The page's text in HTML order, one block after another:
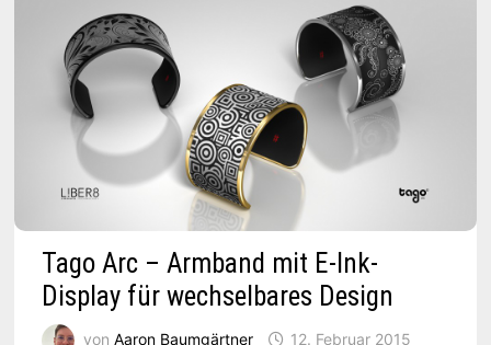
Tago Arc – Armband mit E-Ink-
Display für wechselbares Design
von Aaron Baumgärtner 12. Februar 2015